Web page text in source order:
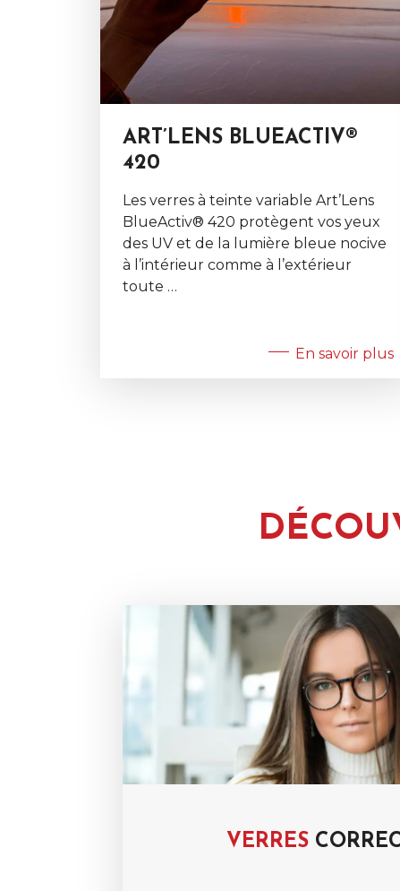
ART’LENS BLUEACTIV®
420
Les verres à teinte variable Art’Lens
BlueActiv® 420 protègent vos yeux
des UV et de la lumière bleue nocive
à l’intérieur comme à l’extérieur
toute …
En savoir plus
VERRES